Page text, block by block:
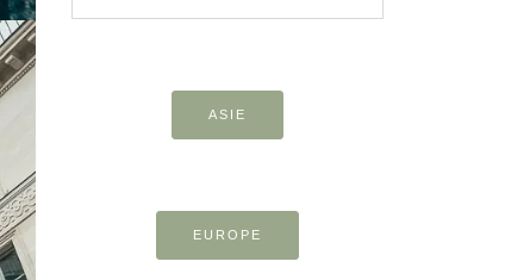
ASIE
EUROPE